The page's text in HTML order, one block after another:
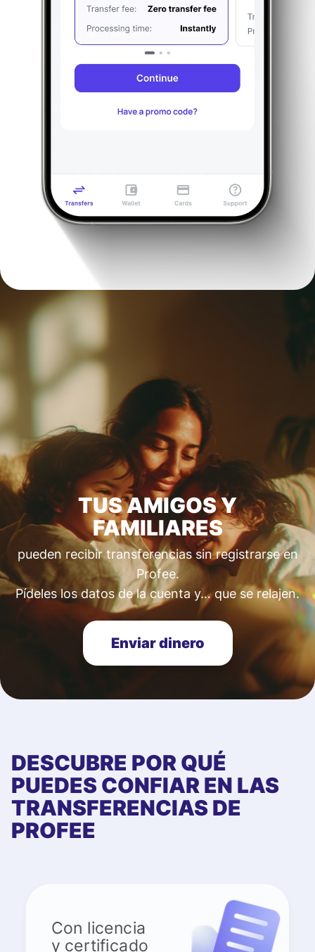
TUS AMIGOS Y
FAMILIARES
pueden recibir transferencias sin registrarse en
Profee.
Pídeles los datos de la cuenta y… que se relajen.
Enviar dinero
DESCUBRE POR QUÉ
PUEDES CONFIAR EN LAS
TRANSFERENCIAS DE
PROFEE
Con licencia
y certificado